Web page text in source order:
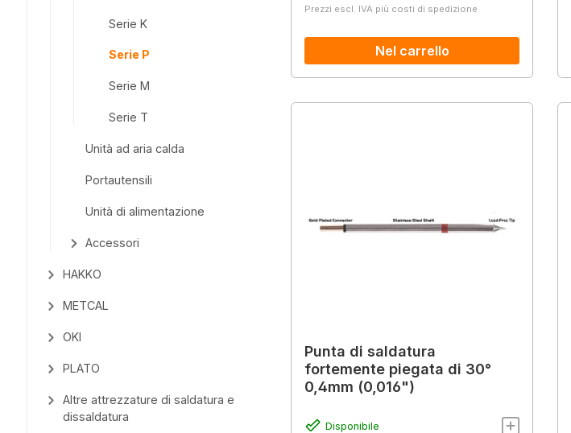
Serie K
Serie P
Serie M
Serie T
Unità ad aria calda
Portautensili
Unità di alimentazione
Accessori
HAKKO
METCAL
OKI
PLATO
Altre attrezzature di saldatura e
dissaldatura
Prezzi escl. IVA più costi di spedizione
Nel carrello
Punta di saldatura
fortemente piegata di 30°
0,4mm (0,016")
Disponibile